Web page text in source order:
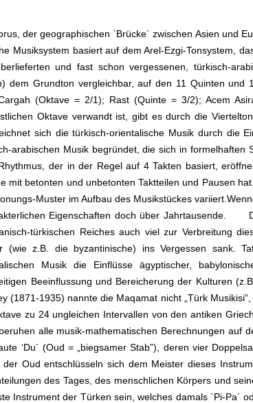
der geographischen `Brücke´ zwischen Asien und
Musiksystem basiert auf dem Arel-Ezgi-Tonsystem,
und fast schon vergessenen, türkisch-
dem Grundton vergleichbar, auf den 11 Quinten
(Oktave = 2/1); Rast (Quinte = 3/2); Acem
Oktave verwandt ist, gibt es durch die
sich die türkisch-orientalische Musik durch die
arabischen Musik begründet, die sich in formelhaften
der in der Regel auf 4 Takten basiert,
mit betonten und unbetonten Taktteilen und Pausen
Muster im Aufbau des Musikstückes
Eigenschaften doch über Jahrtausende.
türkischen Reiches auch viel zur Verbreitung
z.B. die byzantinische) ins Vergessen sank.
Musik die Einflüsse ägyptischer,
Beeinflussung und Bereicherung der Kulturen
(1871-1935) nannte die Maqamat nicht „Türk
zu 24 ungleichen Intervallen von den antiken
alle musik-mathematischen Berechnungen auf
‘Du´ (Oud = „biegsamer Stab”), deren vier
Oud entschlüsseln sich dem Meister dieses
des Tages, des menschlichen Körpers und
Instrument der Türken sein, welches damals `Pi-Pa´